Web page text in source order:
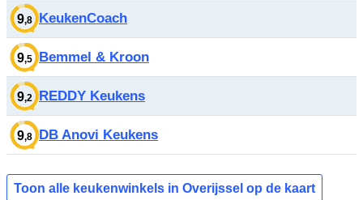
9,8 KeukenCoach
9,5 Bemmel & Kroon
9,2 REDDY Keukens
9,8 DB Anovi Keukens
Toon alle keukenwinkels in Overijssel op de kaart